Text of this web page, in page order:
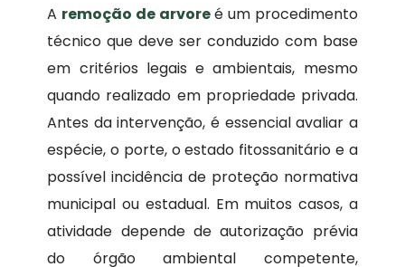
A remoção de arvoreé um procedimento
técnico que deve ser conduzido com base
em critérios legais e ambientais, mesmo
quando realizado em propriedade privada.
Antes da intervenção, é essencial avaliar a
espécie, o porte, o estado fitossanitário e a
possível incidência de proteção normativa
municipal ou estadual. Em muitos casos, a
atividade depende de autorização prévia
do órgão ambiental competente,